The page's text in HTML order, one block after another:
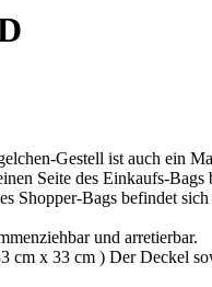
Gestell ist auch ein
Seite des Einkaufs-
Shopper-Bags befindet
und arretierbar.
cm x 33 cm ) Der Deckel